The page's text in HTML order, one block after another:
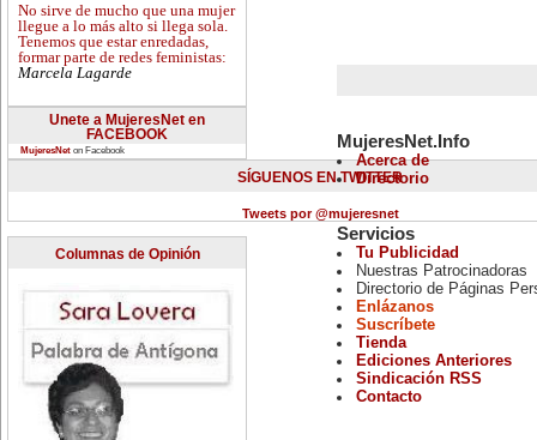
No sirve de mucho que una mujer
llegue a lo más alto si llega sola.
Tenemos que estar enredadas,
formar parte de redes feministas:
Marcela Lagarde
Unete a MujeresNet en
FACEBOOK
MujeresNet on Facebook
SÍGUENOS EN TWITTER
Tweets por @mujeresnet
Columnas de Opinión
MujeresNet.Info
Acerca de
Directorio
Servicios
Tu Publicidad
Nuestras Patrocinadoras
Directorio de Páginas
Enlázanos
Suscríbete
Tienda
Ediciones Anteriores
Sindicación RSS
Contacto